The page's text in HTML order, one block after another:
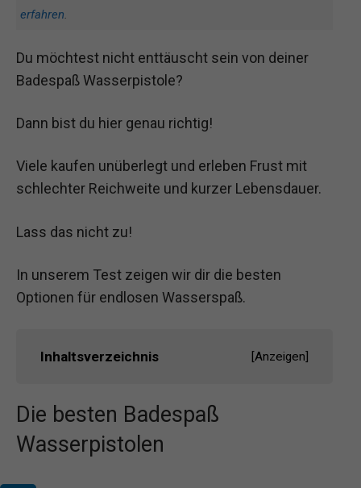
erfahren.
Du möchtest nicht enttäuscht sein von deiner
Badespaß Wasserpistole?
Dann bist du hier genau richtig!
Viele kaufen unüberlegt und erleben Frust mit
schlechter Reichweite und kurzer Lebensdauer.
Lass das nicht zu!
In unserem Test zeigen wir dir die besten
Optionen für endlosen Wasserspaß.
Inhaltsverzeichnis [Anzeigen]
Die besten Badespaß
Wasserpistolen